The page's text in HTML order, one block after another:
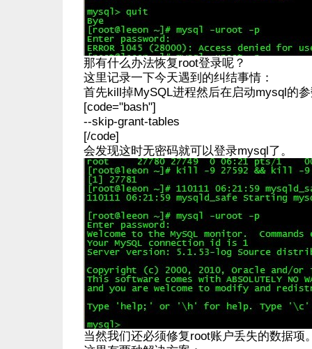
那有什么办法恢复root登录呢？
这里记录一下今天遇到的纠结事情：
首先kill掉MySQL进程然后在启动mysql的
[code="bash"]
--skip-grant-tables
[/code]
会发现这时无密码就可以登录mysql了。
当然我们还必须修复root账户丢失的数据项